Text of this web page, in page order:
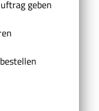
geben